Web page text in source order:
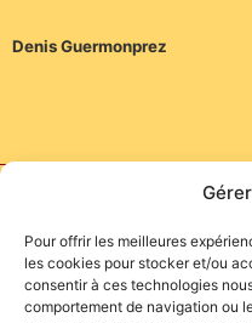
Pour offrir les meilleures
les cookies pour stocker et/ou
consentir à ces technologies
comportement de navigation ou
Denis Guermonprez
Site de